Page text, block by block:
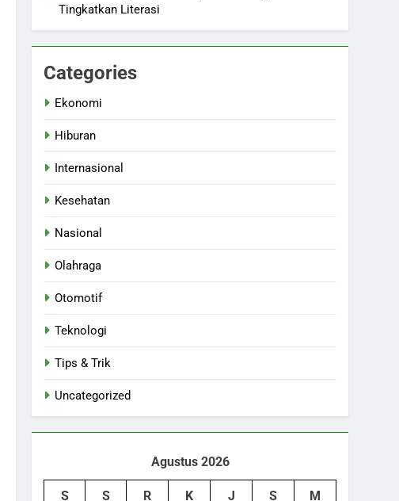
Tingkatkan Literasi
Categories
Ekonomi
Hiburan
Internasional
Kesehatan
Nasional
Olahraga
Otomotif
Teknologi
Tips & Trik
Uncategorized
Agustus 2026
S S R K J S M